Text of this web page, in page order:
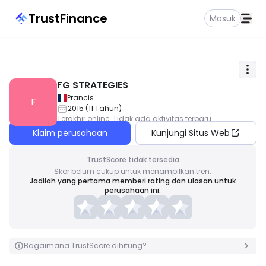
TrustFinance Masuk
F
FG STRATEGIES
Prancis
2015 (11 Tahun)
Terakhir online: Tidak ada aktivitas terbaru
Klaim perusahaan Kunjungi Situs Web
TrustScore tidak tersedia
Skor belum cukup untuk menampilkan tren.
Jadilah yang pertama memberi rating dan ulasan untuk
perusahaan ini.
Bagaimana TrustScore dihitung?